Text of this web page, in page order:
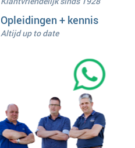
Opleidingen + kennis
Altijd up to date